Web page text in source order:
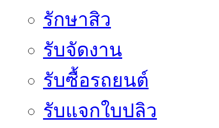
รักษาสิว
รับจัดงาน
รับซื้อรถยนต์
รับแจกใบปลิว